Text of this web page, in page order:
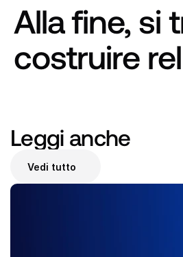
Alla fine, si
costruire
Leggi anche
Vedi tutto